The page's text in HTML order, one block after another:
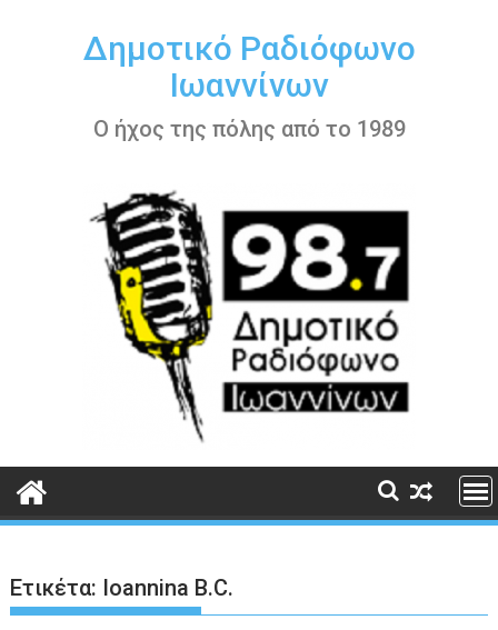
περιεχόμενοΔημοτικό Ραδιόφωνο
Ιωαννίνων
Ο ήχος της πόλης από το 1989
Ετικέτα: Ioannina B.C.